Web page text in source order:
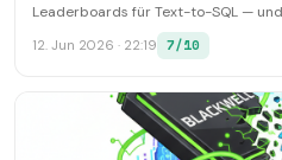
Leaderboards für Text-to-SQL —
12. Jun 2026 · 22:19 7/10